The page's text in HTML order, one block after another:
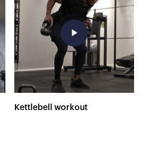
play_arrow
Kettlebell workout